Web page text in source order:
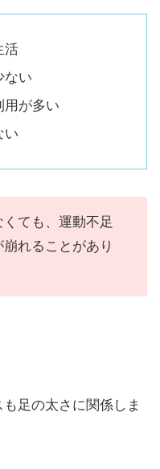
活
ない
用が多い
い
ても、運動不足
れることがあり
足の太さに関係しま